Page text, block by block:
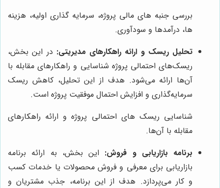
بررسی جنبه های مالی پروژه، سرمایه گذاری اولیه، هزینه
ها، درآمدها و سودآوری.
تحلیل ریسک و ارائه راهکارهای مدیریتی: در این بخش،
ریسک‌های احتمالی پروژه شناسایی و راهکارهای مقابله با
آن‌ها ارائه می‌شود. هدف از این تحلیل، کاهش ریسک
سرمایه‌گذاری و افزایش احتمال موفقیت پروژه است.
شناسایی ریسک های احتمالی پروژه و ارائه راهکارهای
مقابله با آن‌ها.
برنامه بازاریابی و فروش: این بخش، به ارائه برنامه
بازاریابی برای معرفی و فروش محصولات یا خدمات کسب
و کار می‌پردازد. هدف از این برنامه، جذب مشتریان و